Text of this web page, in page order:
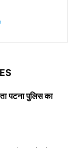
पटना पुलिस का